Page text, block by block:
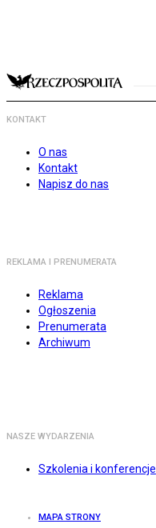
KONTAKT
O nas
Kontakt
Napisz do nas
REKLAMA I PRENUMERATA
Reklama
Ogłoszenia
Prenumerata
Archiwum
NASZE WYDARZENIA
Szkolenia i konferencje
MAPA STRONY